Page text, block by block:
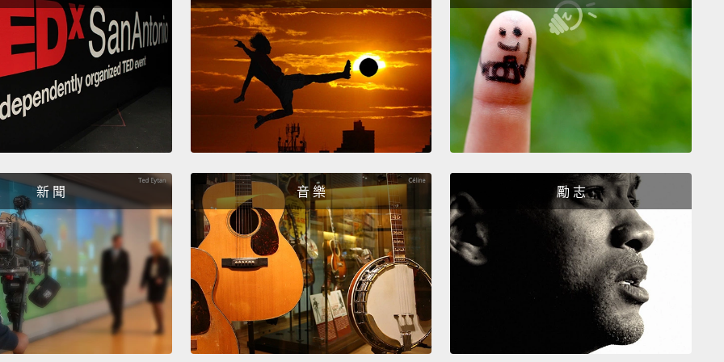
LIFE OF PI
少年PI的奇幻漂流
新 聞 音 樂 勵 志